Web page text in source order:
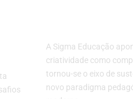
A Sigma Educação
criatividade como
tornou-se o eixo de
novo paradigma